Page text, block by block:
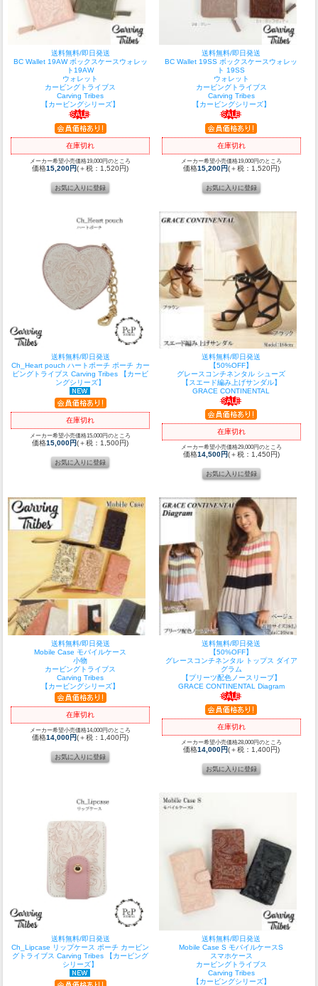
送料無料/即日発送
BC Wallet 19AW ボックスケースウォレッ
ト19AW
ウォレット
カービングトライブス
Carving Tribes
【カービングシリーズ】
在庫切れ
メーカー希望小売価格19,000円のところ
価格15,200円(＋税：1,520円)
送料無料/即日発送
BC Wallet 19SS ボックスケースウォレッ
ト 19SS
ウォレット
カービングトライブス
Carving Tribes
【カービングシリーズ】
在庫切れ
メーカー希望小売価格19,000円のところ
価格15,200円(＋税：1,520円)
送料無料/即日発送
Ch_Heart pouch ハートポーチ ポーチ カー
ビングトライブス Carving Tribes 【カービ
ングシリーズ】
在庫切れ
メーカー希望小売価格15,000円のところ
価格15,000円(＋税：1,500円)
送料無料/即日発送
【50%OFF】
グレースコンチネンタル シューズ
【スエード編み上げサンダル】
GRACE CONTINENTAL
在庫切れ
メーカー希望小売価格29,000円のところ
価格14,500円(＋税：1,450円)
送料無料/即日発送
Mobile Case モバイルケース
小物
カービングトライブス
Carving Tribes
【カービングシリーズ】
在庫切れ
メーカー希望小売価格14,000円のところ
価格14,000円(＋税：1,400円)
送料無料/即日発送
【50%OFF】
グレースコンチネンタル トップス ダイア
グラム
【プリーツ配色ノースリーブ】
GRACE CONTINENTAL Diagram
在庫切れ
メーカー希望小売価格28,000円のところ
価格14,000円(＋税：1,400円)
送料無料/即日発送
Ch_Lipcase リップケース ポーチ カービン
グトライブス Carving Tribes 【カービング
シリーズ】
送料無料/即日発送
Mobile Case S モバイルケースS
スマホケース
カービングトライブス
Carving Tribes
【カービングシリーズ】